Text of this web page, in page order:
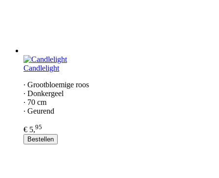
Candlelight
∙ Grootbloemige roos
∙ Donkergeel
∙ 70 cm
∙ Geurend
€ 5,95
Bestellen